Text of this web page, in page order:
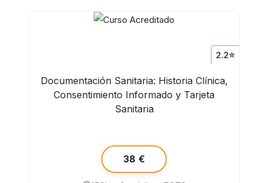
2.2⭐
Documentación Sanitaria: Historia Clínica,
Consentimiento Informado y Tarjeta
Sanitaria
38 €